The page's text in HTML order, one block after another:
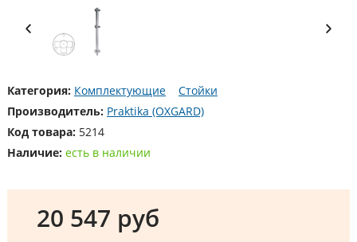
Категория: Комплектующие
Стойки
Производитель: Praktika (OXGARD)
Код товара: 5214
Наличие: есть в наличии
20 547 руб